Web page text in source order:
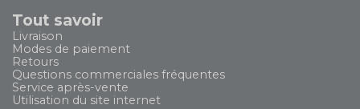
Tout savoir
Livraison
Modes de paiement
Retours
Questions commerciales fréquentes
Service après-vente
Utilisation du site internet